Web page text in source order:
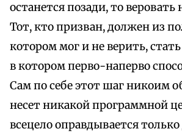
останется позади, то веровать
Тот, кто призван, должен из
котором мог и не верить,
в котором перво-наперво
Сам по себе этот шаг никоим
несет никакой программной
всецело оправдывается